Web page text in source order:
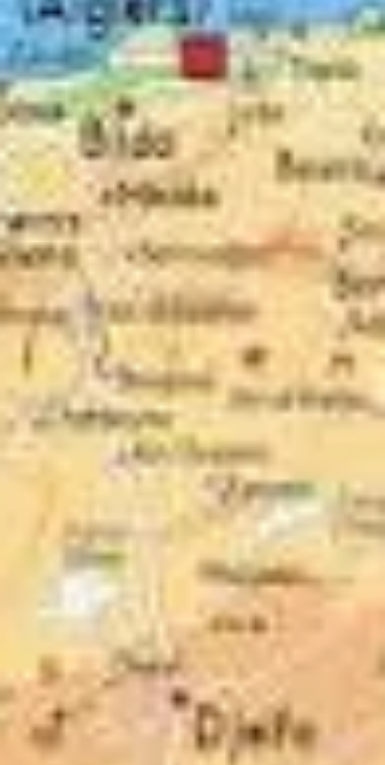
complessivo delle intese, che